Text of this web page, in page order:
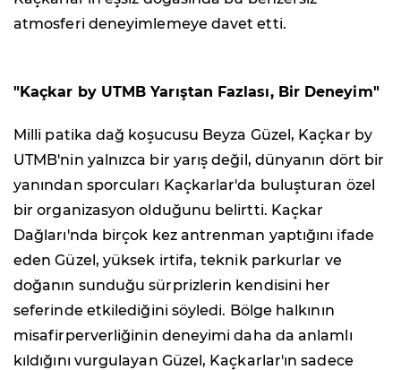
atmosferi deneyimlemeye davet etti.
"Kaçkar by UTMB Yarıştan Fazlası, Bir Deneyim"
Milli patika dağ koşucusu Beyza Güzel, Kaçkar by
UTMB'nin yalnızca bir yarış değil, dünyanın dört bir
yanından sporcuları Kaçkarlar'da buluşturan özel
bir organizasyon olduğunu belirtti. Kaçkar
Dağları'nda birçok kez antrenman yaptığını ifade
eden Güzel, yüksek irtifa, teknik parkurlar ve
doğanın sunduğu sürprizlerin kendisini her
seferinde etkilediğini söyledi. Bölge halkının
misafirperverliğinin deneyimi daha da anlamlı
kıldığını vurgulayan Güzel, Kaçkarlar'ın sadece